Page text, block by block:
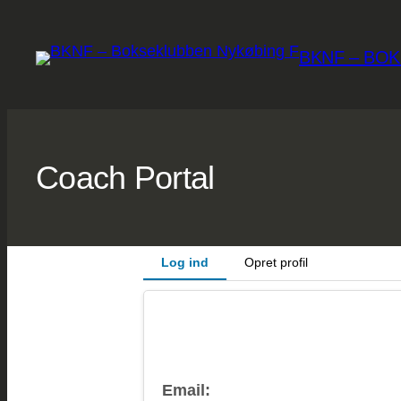
indhold
BKNF –
Coach Portal
Log ind Opret profil
Email: